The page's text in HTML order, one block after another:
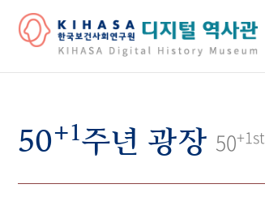
50+1주년 광장 50+1st